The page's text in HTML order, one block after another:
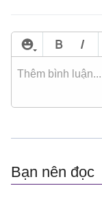
Bạn nên đọc